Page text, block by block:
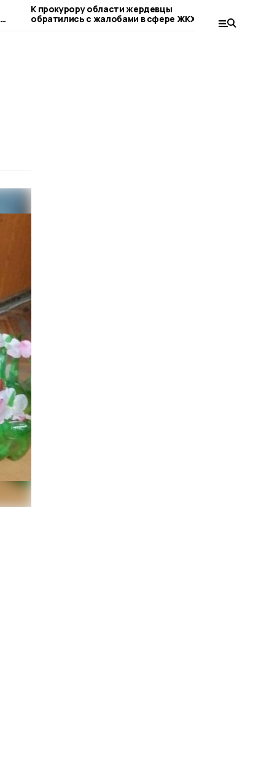
К прокурору области жердевцы
обратились с жалобами в сфере ЖКХ и
благоустройства
округа